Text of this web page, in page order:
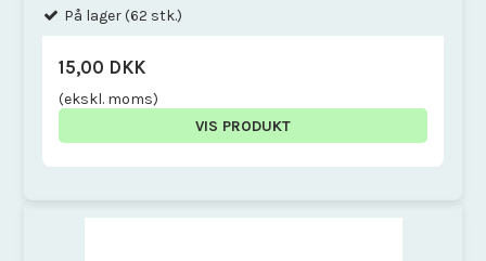
På lager (62 stk.)
15,00 DKK
(ekskl. moms)
VIS PRODUKT